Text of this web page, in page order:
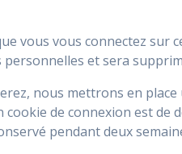
vous vous connectez
personnelles et sera
nous mettrons en
cookie de connexion est de
pendant deux